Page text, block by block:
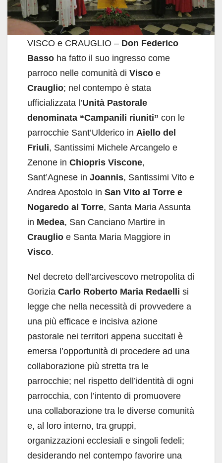
VISCO e CRAUGLIO – Don Federico
Basso ha fatto il suo ingresso come
parroco nelle comunità di Visco e
Crauglio; nel contempo è stata
ufficializzata l’Unità Pastorale
denominata “Campanili riuniti” con le
parrocchie Sant’Ulderico in Aiello del
Friuli, Santissimi Michele Arcangelo e
Zenone in Chiopris Viscone,
Sant’Agnese in Joannis, Santissimi Vito e
Andrea Apostolo in San Vito al Torre e
Nogaredo al Torre, Santa Maria Assunta
in Medea, San Canciano Martire in
Crauglio e Santa Maria Maggiore in
Visco.
Nel decreto dell’arcivescovo metropolita di
Gorizia Carlo Roberto Maria Redaelli si
legge che nella necessità di provvedere a
una più efficace e incisiva azione
pastorale nei territori appena succitati è
emersa l’opportunità di procedere ad una
collaborazione più stretta tra le
parrocchie; nel rispetto dell’identità di ogni
parrocchia, con l’intento di promuovere
una collaborazione tra le diverse comunità
e, al loro interno, tra gruppi,
organizzazioni ecclesiali e singoli fedeli;
desiderando nel contempo favorire una